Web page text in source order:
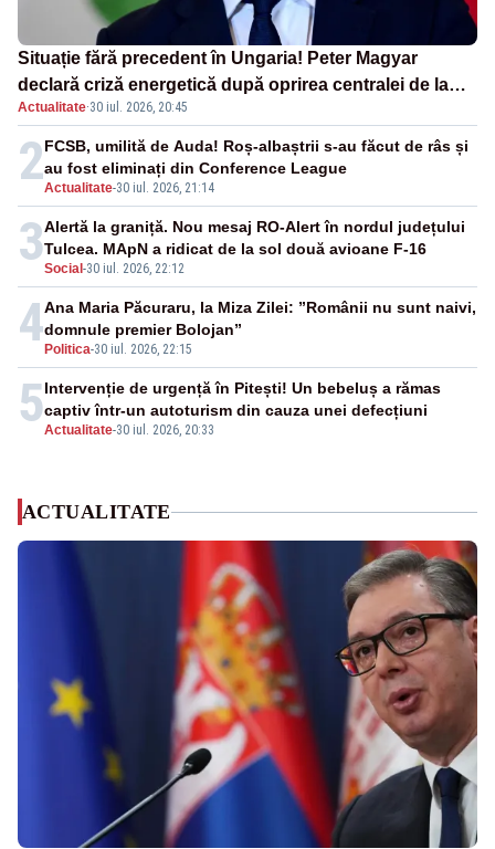
Situație fără precedent în Ungaria! Peter Magyar
declară criză energetică după oprirea centralei de la
Paks
Actualitate·30 iul. 2026, 20:45
2Actualitate-30 iul. 2026, 21:14
FCSB, umilită de Auda! Roș-albaștrii s-au făcut de râs și
au fost eliminați din Conference League
3Social -30 iul. 2026, 22:12
Alertă la graniță. Nou mesaj RO-Alert în nordul județului
Tulcea. MApN a ridicat de la sol două avioane F-16
4 Politica-30 iul. 2026, 22:15
Ana Maria Păcuraru, la Miza Zilei: ”Românii nu sunt naivi,
domnule premier Bolojan”
5Actualitate-30 iul. 2026, 20:33
Intervenție de urgență în Pitești! Un bebeluș a rămas
captiv într-un autoturism din cauza unei defecțiuni
ACTUALITATE